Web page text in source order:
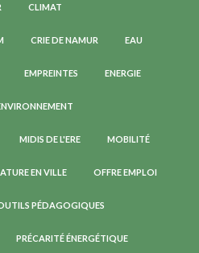
CLIMAT
CRIE DE NAMUR EAU
EMPREINTES ENERGIE
MIDIS DE L'ERE MOBILITÉ
EN VILLE OFFRE EMPLOI
PÉDAGOGIQUES
PRÉCARITÉ ÉNERGÉTIQUE